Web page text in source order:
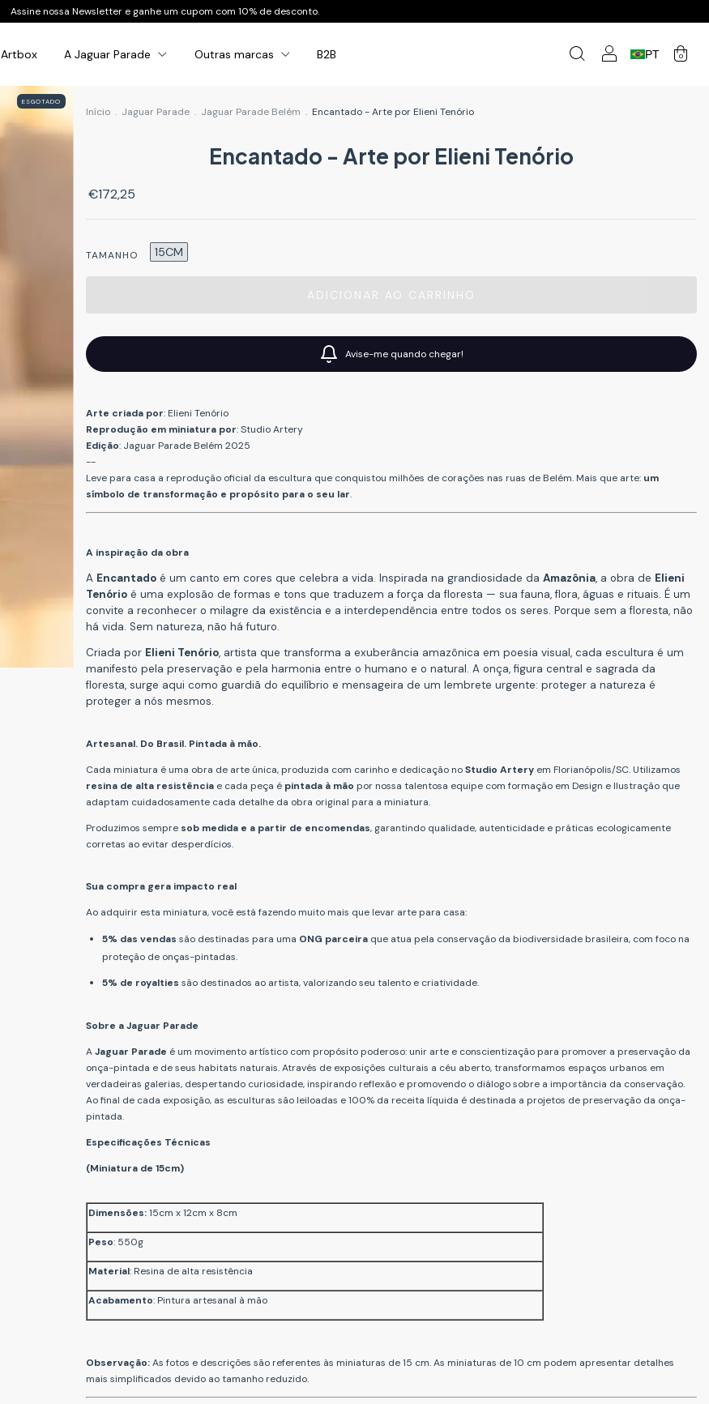
Assine nossa Newsletter e ganhe um cupom com 10% de desconto.
Artbox A Jaguar Parade Outras marcas B2B PT 0
ESGOTADO
Início . Jaguar Parade . Jaguar Parade Belém . Encantado - Arte por Elieni Tenório
Encantado - Arte por Elieni Tenório
€172,25
TAMANHO 15CM
Avise-me quando chegar!
Arte criada por: Elieni Tenório
Reprodução em miniatura por: Studio Artery
Edição: Jaguar Parade Belém 2025
--
Leve para casa a reprodução oficial da escultura que conquistou milhões de corações nas ruas de Belém. Mais que arte: um
símbolo de transformação e propósito para o seu lar.
A inspiração da obra
A Encantado é um canto em cores que celebra a vida. Inspirada na grandiosidade da Amazônia, a obra de Elieni
Tenório é uma explosão de formas e tons que traduzem a força da floresta — sua fauna, flora, águas e rituais. É um
convite a reconhecer o milagre da existência e a interdependência entre todos os seres. Porque sem a floresta, não
há vida. Sem natureza, não há futuro.
Criada por Elieni Tenório, artista que transforma a exuberância amazônica em poesia visual, cada escultura é um
manifesto pela preservação e pela harmonia entre o humano e o natural. A onça, figura central e sagrada da
floresta, surge aqui como guardiã do equilíbrio e mensageira de um lembrete urgente: proteger a natureza é
proteger a nós mesmos.
Artesanal. Do Brasil. Pintada à mão.
Cada miniatura é uma obra de arte única, produzida com carinho e dedicação noStudio Artery em Florianópolis/SC. Utilizamos
resina de alta resistência e cada peça é pintada à mão por nossa talentosa equipe com formação em Design e Ilustração que
adaptam cuidadosamente cada detalhe da obra original para a miniatura.
Produzimos sempre sob medida e a partir de encomendas, garantindo qualidade, autenticidade e práticas ecologicamente
corretas ao evitar desperdícios.
Sua compra gera impacto real
Ao adquirir esta miniatura, você está fazendo muito mais que levar arte para casa:
5% das vendas são destinadas para uma ONG parceira que atua pela conservação da biodiversidade brasileira, com foco na
proteção de onças-pintadas.
5% de royalties são destinados ao artista, valorizando seu talento e criatividade.
Sobre a Jaguar Parade
AJaguar Parade é um movimento artístico com propósito poderoso: unir arte e conscientização para promover a preservação da
onça-pintada e de seus habitats naturais. Através de exposições culturais a céu aberto, transformamos espaços urbanos em
verdadeiras galerias, despertando curiosidade, inspirando reflexão e promovendo o diálogo sobre a importância da conservação.
Ao final de cada exposição, as esculturas são leiloadas e 100% da receita líquida é destinada a projetos de preservação da onça-
pintada.
Especificações Técnicas
(Miniatura de 15cm)
Dimensões:15cm x 12cm x 8cm
Peso: 550g
Material: Resina de alta resistência
Acabamento: Pintura artesanal à mão
Observação:As fotos e descrições são referentes às miniaturas de 15 cm. As miniaturas de 10 cm podem apresentar detalhes
mais simplificados devido ao tamanho reduzido.